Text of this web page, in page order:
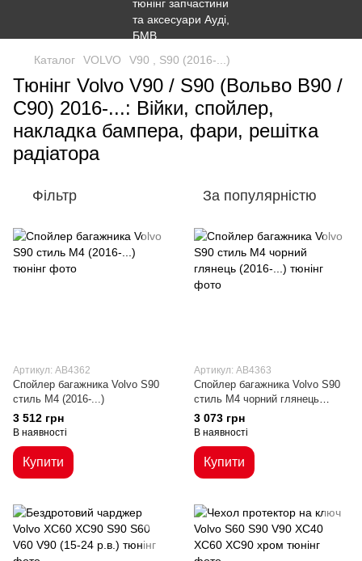
Каталог VOLVO V90 , S90 (2016-...)
Тюнінг Volvo V90 / S90 (Вольво В90 /
С90) 2016-...: Війки, спойлер,
накладка бампера, фари, решітка
радіатора
Фільтр За популярністю
Артикул: AB4362
Cпойлер багажника Volvo S90
стиль М4 (2016-...)
3 512 грн
В наявності
Купити
Артикул: AB4363
Cпойлер багажника Volvo S90
стиль М4 чорний глянець
(2016-...)
3 073 грн
В наявності
Купити